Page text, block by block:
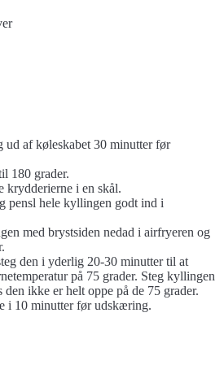
ud af køleskabet 30 minutter før
180 grader.
krydderierne i en skål.
pensl hele kyllingen godt ind i
med brystsiden nedad i airfryeren og
den i yderlig 20-30 minutter til at
på 75 grader. Steg kyllingen
ikke er helt oppe på de 75 grader.
i 10 minutter før udskæring.